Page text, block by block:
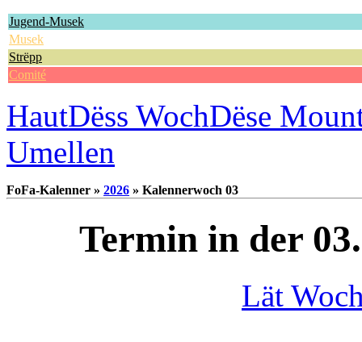
Jugend-Musek
Musek
Strëpp
Comité
HautDëss WochDëse
Umellen
FoFa-Kalenner » 2026 » Kalennerwoch 03
Termin in der
Lät